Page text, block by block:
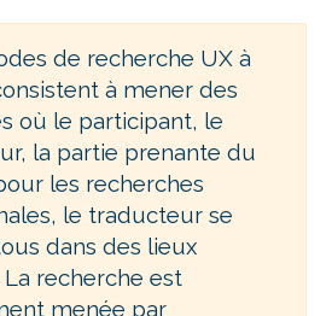
de recherche UX à
à mener des
où le participant, le
la partie prenante du
les recherches
le traducteur se
dans des lieux
recherche est
menée par